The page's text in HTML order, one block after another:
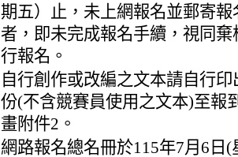
期五）止，未上網報名並郵寄
者，即未完成報名手續，視同
行報名。
自行創作或改編之文本請自行
份(不含競賽員使用之文本)至報
畫附件2。
網路報名總名冊於115年7月6日